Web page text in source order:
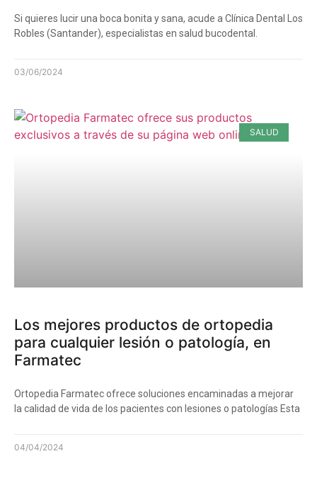
Si quieres lucir una boca bonita y sana, acude a Clínica Dental Los
Robles (Santander), especialistas en salud bucodental.
03/06/2024
SALUD
Los mejores productos de ortopedia
para cualquier lesión o patología, en
Farmatec
Ortopedia Farmatec ofrece soluciones encaminadas a mejorar
la calidad de vida de los pacientes con lesiones o patologías Esta
04/04/2024